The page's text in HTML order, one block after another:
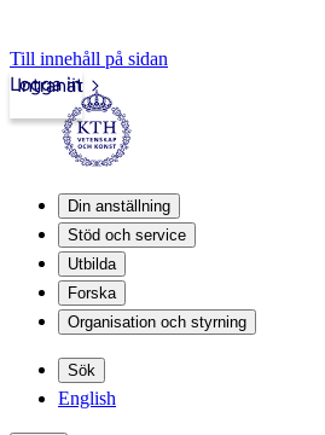
Till innehåll på sidan
Intranät
Logga in
Din anställning
Stöd och service
Utbilda
Forska
Organisation och styrning
Sök
English